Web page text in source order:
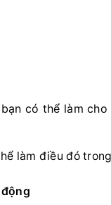
có thể làm cho
làm điều đó